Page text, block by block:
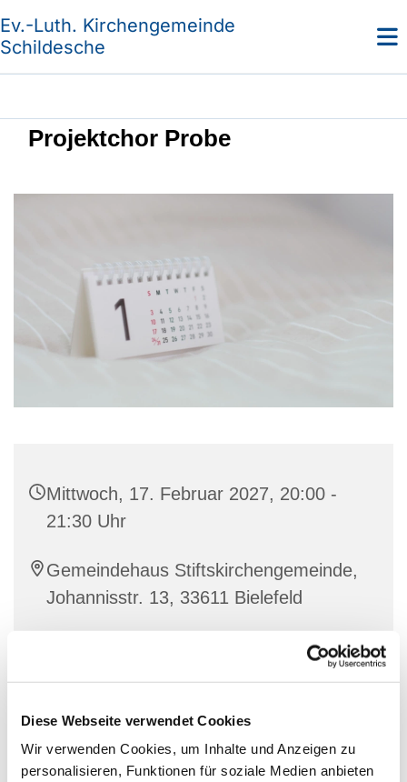
Diese Webseite verwendet Cookies
Wir verwenden Cookies, um Inhalte und Anzeigen zu
personalisieren, Funktionen für soziale Medien anbieten
Ev.-Luth. Kirchengemeinde
Schildesche
Projektchor Probe
Mittwoch, 17. Februar 2027, 20:00 -
21:30 Uhr
Gemeindehaus Stiftskirchengemeinde,
Johannisstr. 13, 33611 Bielefeld